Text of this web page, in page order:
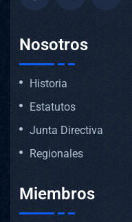
Nosotros
Historia
Estatutos
Junta Directiva
Regionales
Miembros